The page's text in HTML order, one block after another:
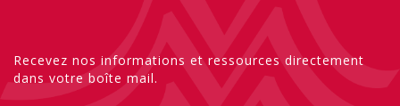
Recevez nos informations et ressources directement
dans votre boîte mail.